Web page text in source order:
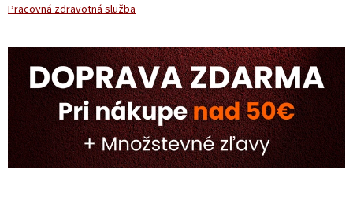
Pracovná zdravotná služba